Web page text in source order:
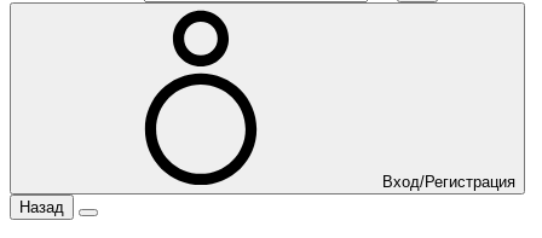
Вход/Регистрация
Назад